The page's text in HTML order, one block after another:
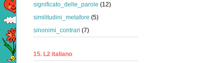
significato_delle_parole (12)
similitudini_metafore (5)
sinonimi_contrari (7)
15. L2 italiano